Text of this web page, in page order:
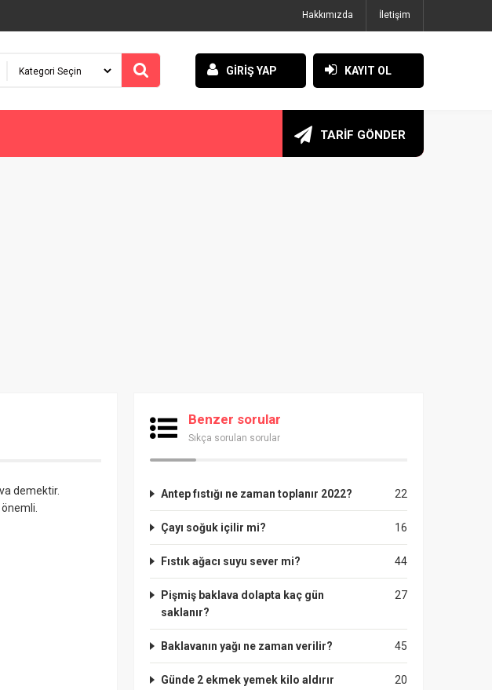
Hakkımızda İletişim
GİRİŞ YAP KAYIT OL
TARİF GÖNDER
demektir.
Benzer sorular
Sıkça sorulan sorular
22
Antep fıstığı ne zaman toplanır 2022?
16
Çayı soğuk içilir mi?
44
Fıstık ağacı suyu sever mi?
27
Pişmiş baklava dolapta kaç gün
saklanır?
45
Baklavanın yağı ne zaman verilir?
20
Günde 2 ekmek yemek kilo aldırır